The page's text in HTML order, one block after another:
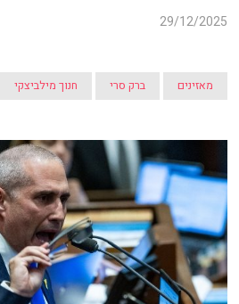
29/12/2025
מאזינים ברק סרי חנוך מילביצקי